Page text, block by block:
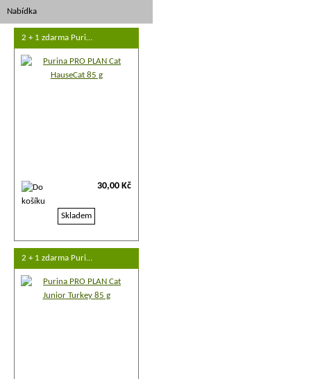
Nabídka
2 + 1 zdarma Puri…
30,00 Kč
Skladem
2 + 1 zdarma Puri…